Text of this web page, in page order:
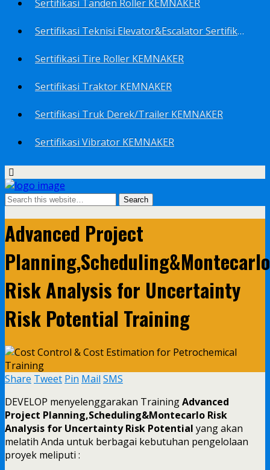
Sertifikasi Tanden Roller KEMNAKER
Sertifikasi Teknisi Elevator&Escalator Sertifikat Kemenaker KEMNAKER
Sertifikasi Tire Roller KEMNAKER
Sertifikasi Traktor KEMNAKER
Sertifikasi Truk Derek/Trailer KEMNAKER
Sertifikasi Vibrator KEMNAKER
Advanced Project
Planning,Scheduling&Montecarlo
Risk Analysis for Uncertainty
Risk Potential Training
Share Tweet Pin Mail SMS
DEVELOP menyelenggarakan TrainingAdvanced
Project Planning,Scheduling&Montecarlo Risk
Analysis for Uncertainty Risk Potential yang akan
melatih Anda untuk berbagai kebutuhan pengelolaan
proyek meliputi :